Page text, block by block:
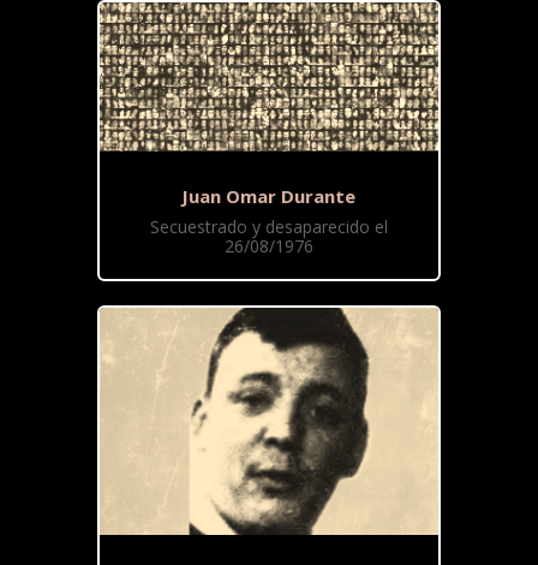
Juan Omar Durante
Secuestrado y desaparecido el
26/08/1976